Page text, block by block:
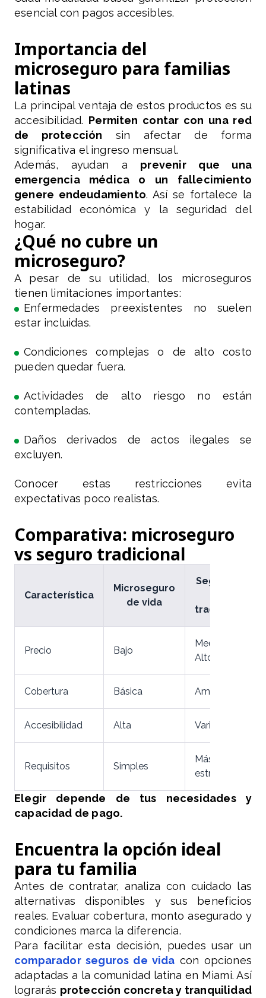
esencial con pagos accesibles.
Importancia del
microseguro para familias
latinas
La principal ventaja de estos productos es su
accesibilidad. Permiten contar con una red
de protección sin afectar de forma
significativa el ingreso mensual.
Además, ayudan a prevenir que una
emergencia médica o un fallecimiento
genere endeudamiento. Así se fortalece la
estabilidad económica y la seguridad del
hogar.
¿Qué no cubre un
microseguro?
A pesar de su utilidad, los microseguros
tienen limitaciones importantes:
Enfermedades preexistentes no suelen
estar incluidas.
Condiciones complejas o de alto costo
pueden quedar fuera.
Actividades de alto riesgo no están
contempladas.
Daños derivados de actos ilegales se
excluyen.
Conocer estas restricciones evita
expectativas poco realistas.
Comparativa: microseguro
vs seguro tradicional
Característica
Microseguro
de vida
Seguro de
tradicional
Precio Bajo
Medio -
Alto
Cobertura Básica Amplia
Accesibilidad Alta Variable
Requisitos Simples
Más
estrictos
Elegir depende de tus necesidades y
capacidad de pago.
Encuentra la opción ideal
para tu familia
Antes de contratar, analiza con cuidado las
alternativas disponibles y sus beneficios
reales. Evaluar cobertura, monto asegurado y
condiciones marca la diferencia.
Para facilitar esta decisión, puedes usar un
comparador seguros de vida con opciones
adaptadas a la comunidad latina en Miami. Así
lograrás protección concreta y tranquilidad